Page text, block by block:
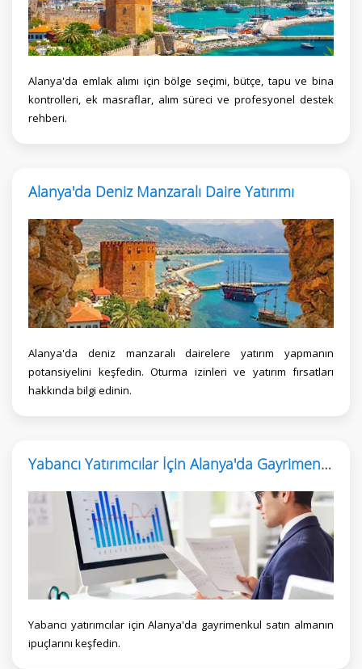
Alanya'da emlak alımı için bölge seçimi, bütçe, tapu ve bina
kontrolleri, ek masraflar, alım süreci ve profesyonel destek
rehberi.
Alanya'da Deniz Manzaralı Daire Yatırımı
Alanya'da deniz manzaralı dairelere yatırım yapmanın
potansiyelini keşfedin. Oturma izinleri ve yatırım fırsatları
hakkında bilgi edinin.
Yabancı Yatırımcılar İçin Alanya'da Gayrimenkul Satın Alma Rehberi
Yabancı yatırımcılar için Alanya'da gayrimenkul satın almanın
ipuçlarını keşfedin.